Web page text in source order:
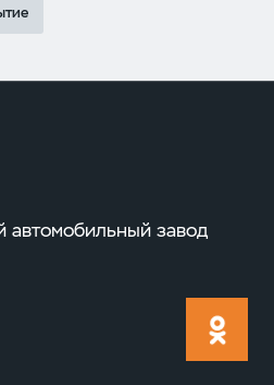
автомобильный завод